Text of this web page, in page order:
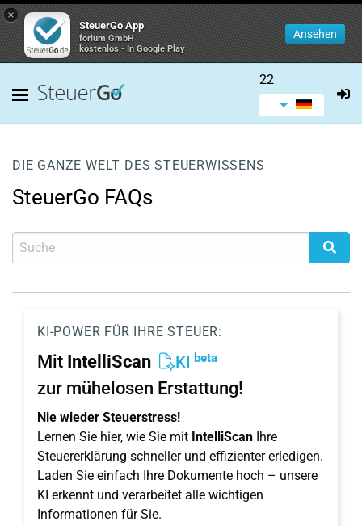
×
SteuerGo App
forium GmbH
kostenlos - In Google Play
Ansehen
22
DIE GANZE WELT DES STEUERWISSENS
SteuerGo FAQs
KI-POWER FÜR IHRE STEUER:
Mit IntelliScan KI beta
zur mühelosen Erstattung!
Nie wieder Steuerstress!
Lernen Sie hier, wie Sie mit IntelliScan Ihre
Steuererklärung schneller und effizienter erledigen.
Laden Sie einfach Ihre Dokumente hoch – unsere
KI erkennt und verarbeitet alle wichtigen
Informationen für Sie.